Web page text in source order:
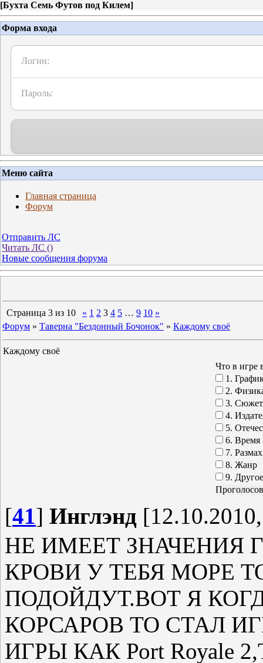
[Бухта Семь Футов под Килем]
Форма входа
Логин:
Пароль:
Меню сайта
Главная страница
Форум
Отправить ЛС
Читать ЛС ()
Новые сообщения форума
Страница 3 из 10 « 1 2 3 4 5 … 9 10 »
Форум » Таверна "Бездонный Бочонок" » Каждому своё
Каждому своё
Что в игре
1.
2.
3. Сюжет
4.
5.
6. Время
7.
8. Жанр
9. Другое
[41] Инглэнд
НЕ ИМЕЕТ ЗНАЧЕНИЯ
КРОВИ У ТЕБЯ МОРЕ
ПОДОЙДУТ.ВОТ Я
КОРСАРОВ ТО СТАЛ
ИГРЫ КАК Роrt Rоуаle